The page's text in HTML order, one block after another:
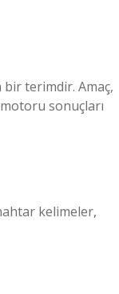
bir terimdir. Amaç,
sonuçları
kelimeler,